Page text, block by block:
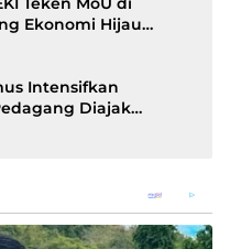
Ekonomi Hijau
Karbon
Intensifkan
Diajak
Talang Padang